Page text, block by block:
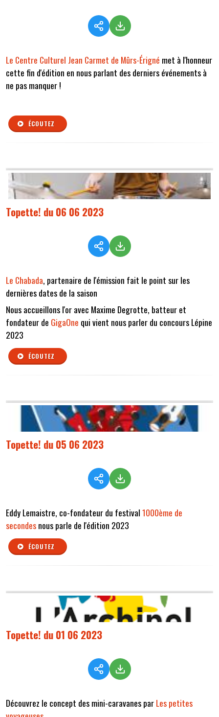
Le Centre Culturel Jean Carmet de Mûrs-Érigné met à l'honneur
cette fin d'édition en nous parlant des derniers événements à
ne pas manquer !
ÉCOUTEZ
Topette! du 06 06 2023
Le Chabada, partenaire de l'émission fait le point sur les
dernières dates de la saison
Nous accueillons l'or avec Maxime Degrotte, batteur et
fondateur de GigaOne qui vient nous parler du concours Lépine
2023
ÉCOUTEZ
Topette! du 05 06 2023
Eddy Lemaistre, co-fondateur du festival1000ème de
secondesnous parle de l'édition 2023
ÉCOUTEZ
Topette! du 01 06 2023
Découvrez le concept des mini-caravanes parLes petites